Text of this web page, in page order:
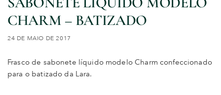
CHARM – BATIZADO
24 DE MAIO DE 2017
Frasco de sabonete líquido modelo Charm confeccionado
para o batizado da Lara.